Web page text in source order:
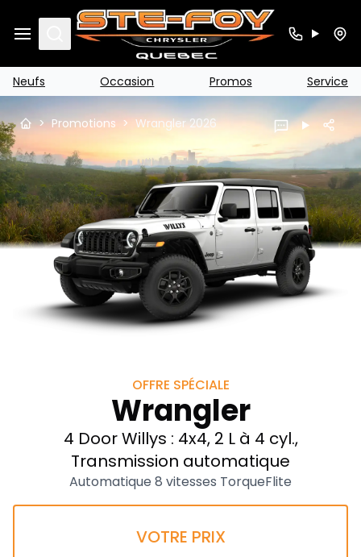
Search
Neufs Occasion Promos Service
> Promotions > Wrangler 2026
OFFRE SPÉCIALE
Wrangler
4 Door Willys : 4x4, 2 L à 4 cyl.,
Transmission automatique
Automatique 8 vitesses TorqueFlite
VOTRE PRIX